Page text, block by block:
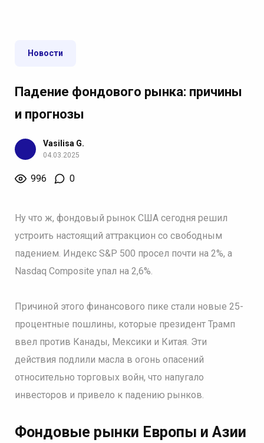
Новости
Падение фондового рынка: причины
и прогнозы
Vasilisa G.
04.03.2025
996 0
Ну что ж, фондовый рынок США сегодня решил
устроить настоящий аттракцион со свободным
падением. Индекс S&P 500 просел почти на 2%, а
Nasdaq Composite упал на 2,6%.
Причиной этого финансового пике стали новые 25-
процентные пошлины, которые президент Трамп
ввел против Канады, Мексики и Китая. Эти
действия подлили масла в огонь опасений
относительно торговых войн, что напугало
инвесторов и привело к падению рынков.
Фондовые рынки Европы и Азии